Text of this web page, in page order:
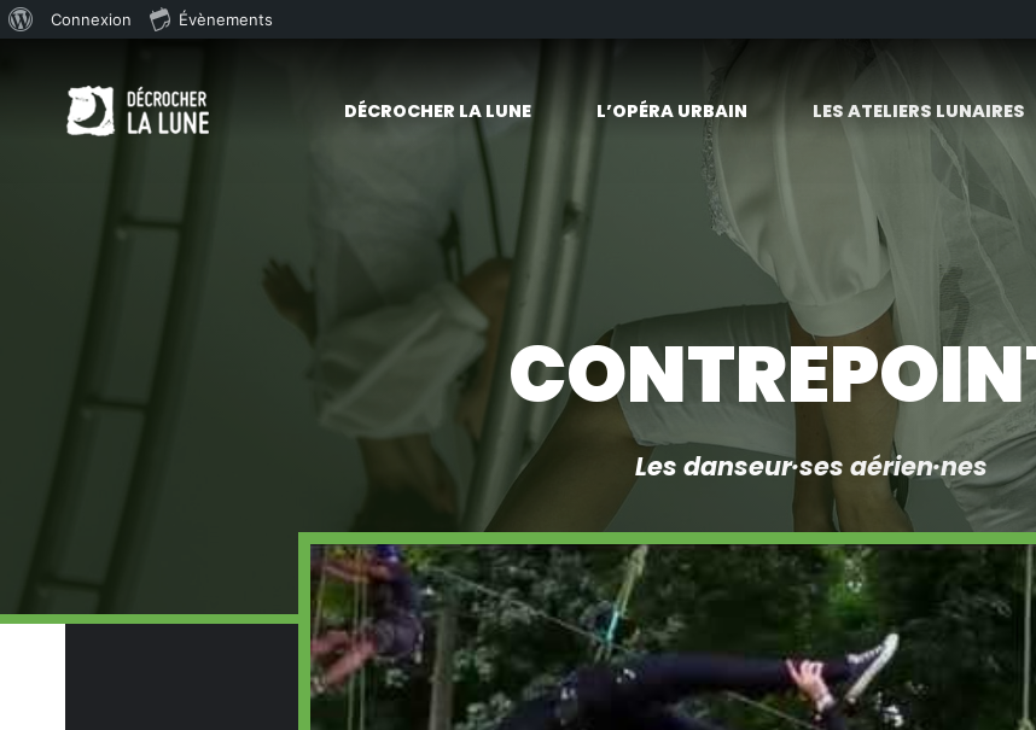
WordPress
Connexion Évènements
DÉCROCHER LA LUNE L’OPÉRA URBAIN LES ATELIERS LUNAIRES
Les danseur·ses aérien·nes